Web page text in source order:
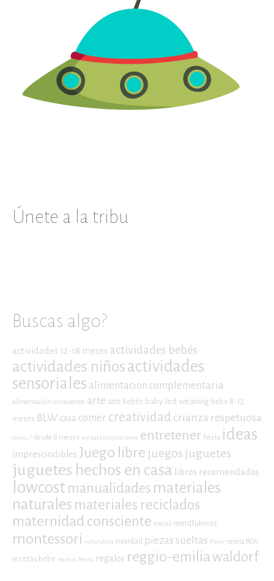
Únete a la tribu
Buscas algo?
actividades 12-18 meses actividades bebés
actividades niñosactividades
sensoriales alimentacion complementaria
alimentación consciente arte arte bebés baby led weaning bebe 8-12
meses BLW casa comer creatividad crianza respetuosa
cómo...? desde 8 meses embarazo consciente entretener fiesta ideas
imprescindibles Juego librejuegosjuguetes
juguetes hechos en casa libros recomendados
lowcost manualidades materiales
naturales materiales reciclados
maternidad consciente menú mindfulness
montessori naturaleza navidad piezas sueltas Pikler receta BLW
recetas bebe recetas fiesta regalos reggio-emilia waldorf